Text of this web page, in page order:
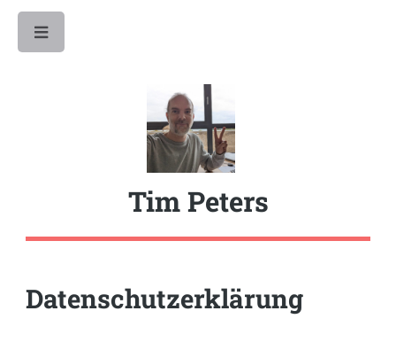
Tim Peters
Datenschutzerklärung